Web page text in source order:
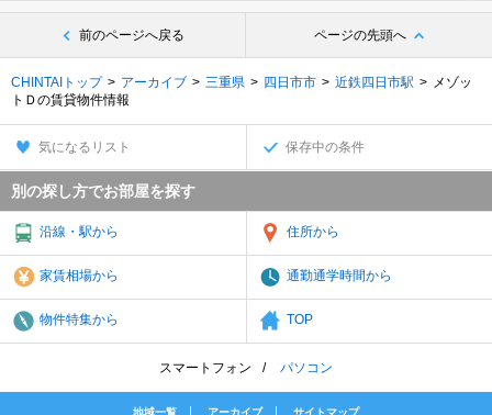
前のページへ戻る ページの先頭へ
CHINTAIトップ アーカイブ 三重県 四日市市 近鉄四日市駅
メゾッ
トＤの賃貸物件情報
気になるリスト 保存中の条件
別の探し方でお部屋を探す
沿線・駅から 住所から
家賃相場から 通勤通学時間から
物件特集から TOP
スマートフォン パソコン
地域一覧 アーカイブ サイトマップ